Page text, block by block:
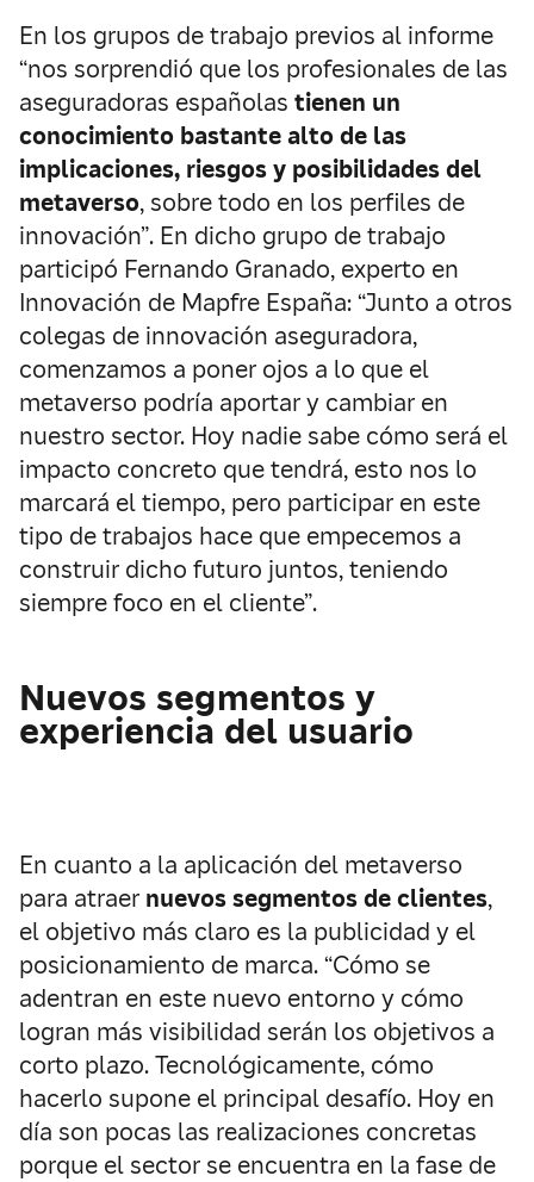
En los grupos de trabajo previos al informe
“nos sorprendió que los profesionales de las
aseguradoras españolas tienen un
conocimiento bastante alto de las
implicaciones, riesgos y posibilidades del
metaverso, sobre todo en los perfiles de
innovación”. En dicho grupo de trabajo
participó Fernando Granado, experto en
Innovación de Mapfre España: “Junto a otros
colegas de innovación aseguradora,
comenzamos a poner ojos a lo que el
metaverso podría aportar y cambiar en
nuestro sector. Hoy nadie sabe cómo será el
impacto concreto que tendrá, esto nos lo
marcará el tiempo, pero participar en este
tipo de trabajos hace que empecemos a
construir dicho futuro juntos, teniendo
siempre foco en el cliente”.
Nuevos segmentos y
experiencia del usuario
En cuanto a la aplicación del metaverso
para atraer nuevos segmentos de clientes,
el objetivo más claro es la publicidad y el
posicionamiento de marca. “Cómo se
adentran en este nuevo entorno y cómo
logran más visibilidad serán los objetivos a
corto plazo. Tecnológicamente, cómo
hacerlo supone el principal desafío. Hoy en
día son pocas las realizaciones concretas
porque el sector se encuentra en la fase de